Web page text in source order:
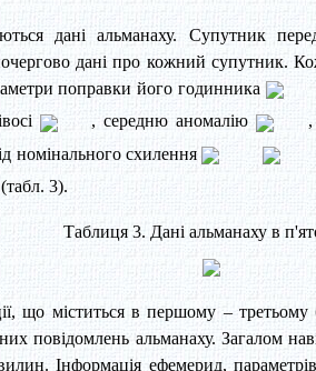
дані альманаху. Супутник
дані про кожний супутник.
поправки його годинника
, середню аномалію
номінального схилення
(табл. 3).
Таблиця 3. Дані альманаху в
що міститься в першому –
повідомлень альманаху. Загалом
Інформація ефемерид,